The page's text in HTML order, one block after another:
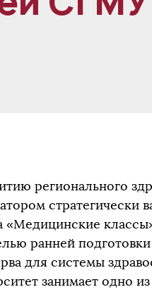
регионального
стратегически
ранней
для системы
занимает одно